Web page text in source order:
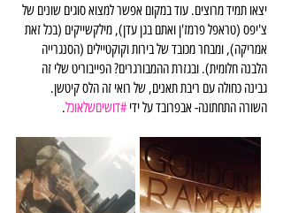
יצאו תמיד מרוצים. עוד במקום אפשר למצוא סוגים שונים של
צ'יפס (טראפל פרמז'ן ואתם בגן עדן), מילקשייקים (בכל זאת
אמריקה), ומבחר מכובד של בירות וקוקטיילים (הסנגרייה
הלבנה חלומית). ובגזרת ההמבורגרים? הפייבוריט שלי זה
גבינה כחולה עם ריבת תאנים, של רואי זה הלס קיטשן.
השורה התחתונה- אבפרובד על ידי #דושיםשלאוכל.